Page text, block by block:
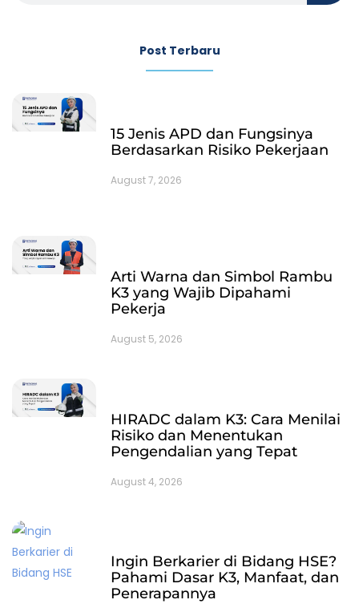
Post Terbaru
15 Jenis APD dan Fungsinya
Berdasarkan Risiko Pekerjaan
August 7, 2026
Arti Warna dan Simbol Rambu
K3 yang Wajib Dipahami
Pekerja
August 5, 2026
HIRADC dalam K3: Cara Menilai
Risiko dan Menentukan
Pengendalian yang Tepat
August 4, 2026
Ingin Berkarier di Bidang HSE?
Pahami Dasar K3, Manfaat, dan
Penerapannya